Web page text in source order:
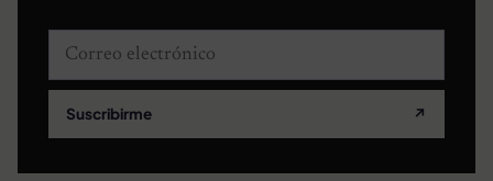
Correo electrónico
Suscribirme ↗